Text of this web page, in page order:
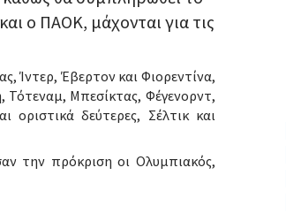
ο ΠΑΟΚ, μάχονται για τις
Ίντερ, Έβερτον και Φιορεντίνα,
Τότεναμ, Μπεσίκτας, Φέγενορντ,
δεύτερες, Σέλτικ και
την πρόκριση οι Ολυμπιακός,